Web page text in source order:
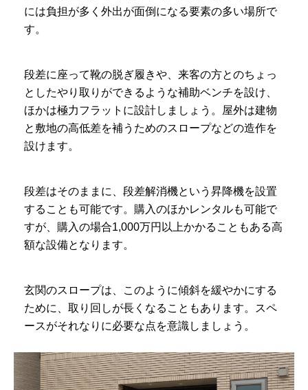
には負担が多く外出が面倒になる要素の多い場所で
す。
段差に座って靴の脱ぎ履きや、来客の方とのちょっ
としたやり取りができるような補助ベンチを設け、
ほかは極力フラットに設計しましょう。屋外は建物
と敷地の高低差を補うためのスロープなどの造作を
設けます。
段差はそのままに、段差解消機という昇降機を設置
することも可能です。購入のほかレンタルも可能で
すが、購入の場合1,000万円以上かかることもある高
額な設備となります。
玄関のスロープは、このように傾斜を緩やかにする
ために、取り回しが長くなることもあります。スペ
ースがそれなりに必要な点を意識しましょう。